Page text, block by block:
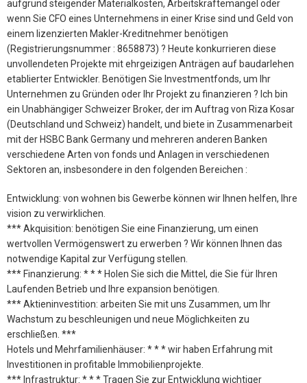
aufgrund steigender Materialkosten, Arbeitskräftemangel oder
wenn Sie CFO eines Unternehmens in einer Krise sind und Geld von
einem lizenzierten Makler-Kreditnehmer benötigen
(Registrierungsnummer : 8658873) ? Heute konkurrieren diese
unvollendeten Projekte mit ehrgeizigen Anträgen auf baudarlehen
etablierter Entwickler. Benötigen Sie Investmentfonds, um Ihr
Unternehmen zu Gründen oder Ihr Projekt zu finanzieren ? Ich bin
ein Unabhängiger Schweizer Broker, der im Auftrag von Riza Kosar
(Deutschland und Schweiz) handelt, und biete in Zusammenarbeit
mit der HSBC Bank Germany und mehreren anderen Banken
verschiedene Arten von fonds und Anlagen in verschiedenen
Sektoren an, insbesondere in den folgenden Bereichen :
Entwicklung: von wohnen bis Gewerbe können wir Ihnen helfen, Ihre
vision zu verwirklichen.
*** Akquisition: benötigen Sie eine Finanzierung, um einen
wertvollen Vermögenswert zu erwerben ? Wir können Ihnen das
notwendige Kapital zur Verfügung stellen.
*** Finanzierung: * * * Holen Sie sich die Mittel, die Sie für Ihren
Laufenden Betrieb und Ihre expansion benötigen.
*** Aktieninvestition: arbeiten Sie mit uns Zusammen, um Ihr
Wachstum zu beschleunigen und neue Möglichkeiten zu
erschließen. ***
Hotels und Mehrfamilienhäuser: * * * wir haben Erfahrung mit
Investitionen in profitable Immobilienprojekte.
*** Infrastruktur: * * * Tragen Sie zur Entwicklung wichtiger